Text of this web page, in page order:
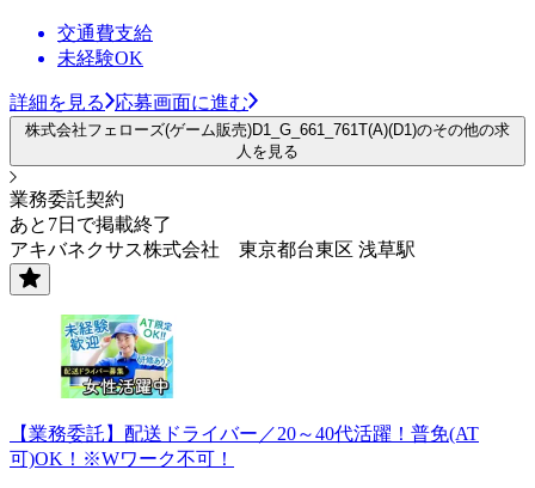
交通費支給
未経験OK
詳細を見る 応募画面に進む
株式会社フェローズ(ゲーム販売)D1_G_661_761T(A)(D1)のその他の求
人を見る
業務委託契約
あと7日で掲載終了
アキバネクサス株式会社 東京都台東区 浅草駅
【業務委託】配送ドライバー／20～40代活躍！普免(AT
可)OK！※Wワーク不可！